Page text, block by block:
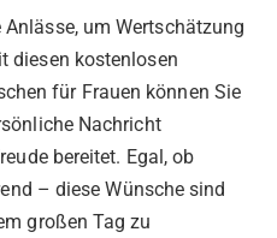
um Wertschätzung
diesen kostenlosen
für Frauen können Sie
Nachricht
bereitet. Egal, ob
– diese Wünsche sind
großen Tag zu